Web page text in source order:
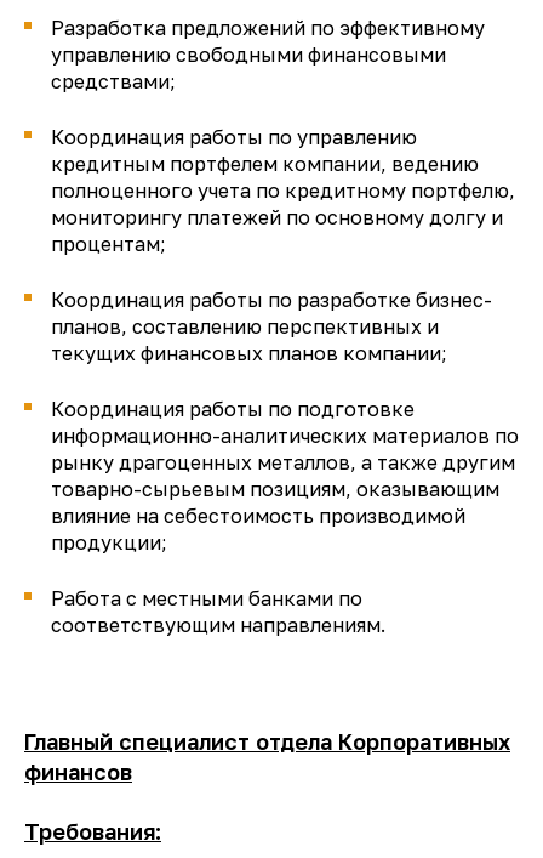
Разработка предложений по эффективному
управлению свободными финансовыми
средствами;
Координация работы по управлению
кредитным портфелем компании, ведению
полноценного учета по кредитному портфелю,
мониторингу платежей по основному долгу и
процентам;
Координация работы по разработке бизнес-
планов, составлению перспективных и
текущих финансовых планов компании;
Координация работы по подготовке
информационно-аналитических материалов по
рынку драгоценных металлов, а также другим
товарно-сырьевым позициям, оказывающим
влияние на себестоимость производимой
продукции;
Работа с местными банками по
соответствующим направлениям.
Главный специалист отдела Корпоративных
финансов
Требования: